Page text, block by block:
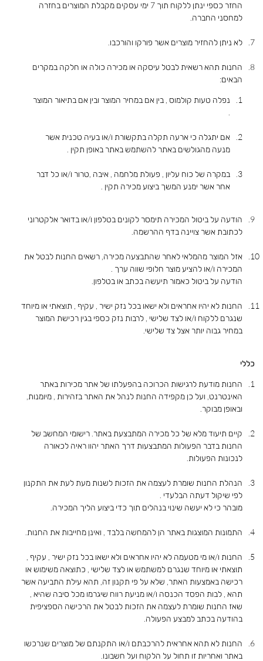
החזר כספי ינתן ללקוח תוך 7 ימי עסקים מקבלת המוצרים בחזרה
למחסני החברה.
לא ניתן להחזיר מוצרים אשר פורקו והורכבו.
החנות תהא רשאית לבטל עיסקה או מכירה כולה או חלקה במקרים
הבאים:
נפלה טעות קולמוס , בין אם במחיר המוצר ובין אם בתיאור המוצר
אם יתגלה כי ארעה תקלה בתקשורת ו/או בעיה טכנית אשר
מנעה מהגולשים באתר להשתמש באתר באופן תקין .
במקרה של כוח עליון , פעולת מלחמה , איבה ,טרור ו/או כל דבר
אחר אשר ימנע המשך ביצוע מכירה תקין .
הודעה על ביטול המכירה תימסר לקונים בטלפון ו/או בדואר אלקטרוני
לכתובת אשר צויינה בדף ההרשמה.
אזל המוצר מהמלאי לאחר שהתבצעה מכירה, רשאים החנות לבטל את
המכירה ו/או להציע מוצר חלופי שווה ערך .
הודעה על ביטול כאמור תיעשה בכתב או בטלפון.
החנות לא יהיו אחראים ולא ישאו בכל נזק ישיר , עקיף , תוצאתי או מיוחד
שנגרם ללקוח ו/או לצד שלישי , לרבות נזק כספי בגין רכישת המוצר
במחיר גבוה יותר אצל צד שלישי.
כללי
החנות מודעת לרגישות הכרוכה בהפעלתו של אתר מכירות באתר
האינטרנט, ועל כן מקפידה החנות לנהל את האתר בזהירות , מיומנות,
ובאופן מבוקר.
קיים תיעוד מלא של כל מכירה המתבצעת באתר. רישומי המחשב של
החנות בדבר הפעולות המתבצעות דרך האתר יהוו ראיה לכאורה
לנכונות הפעולות.
הנהלת החנות שומרת לעצמה את הזכות לשנות מעת לעת את התקנון
לפי שיקול דעתה הבלעדי .
מובהר כי לא יעשה שינוי בנהלים תוך כדי ביצוע הליך המכירה.
התמונות המוצגות באתר הן להמחשה בלבד , ואינן מחייבות את החנות.
החנות ו/או מי מטעמה לא יהיו אחראים ולא ישאו בכל נזק ישיר , עקיף ,
תוצאתי או מיוחד שנגרם למשתמש או לצד שלישי , כתוצאה משימוש או
רכישה באמצעות האתר, שלא על פי תקנון זה, תהא עילת התביעה אשר
תהא , לבות הפסד הכנסה ו/או מניעת רווח שיגרמו מכל סיבה שהיא ,
שאז החנות שומרת לעצמה את הזכות לבטל את הרכישה הספציפית
בהודעה בכתב למבצע הפעולה.
החנות לא תהא אחראית להרכבתם ו/או התקנתם של מוצרים שנרכשו
באתר ואחריות זו תחול על הלקוח ועל חשבונו.